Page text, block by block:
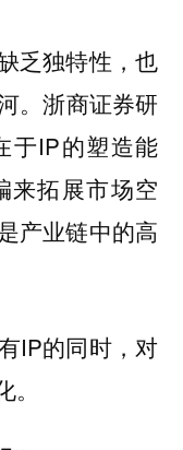
乏独特性，也
。浙商证券研
于IP的塑造能
来拓展市场空
产业链中的高
IP的同时，对